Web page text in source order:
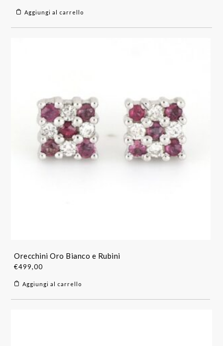
Aggiungi al carrello
Orecchini Oro Bianco e Rubini
€499,00
Aggiungi al carrello